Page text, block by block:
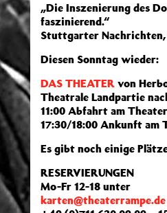
„Die Inszenierung des
faszinierend.“
Stuttgarter Nachrichten,
Diesen Sonntag wieder:
DAS THEATER von
Theatrale Landpartie
11:00 Abfahrt am
17:30/18:00 Ankunft am
Es gibt noch einige
RESERVIERUNGEN
Mo-Fr 12-18 unter
karten@theaterrampe.de